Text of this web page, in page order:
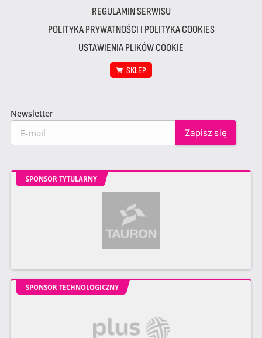
REGULAMIN SERWISU
POLITYKA PRYWATNOŚCI I POLITYKA COOKIES
USTAWIENIA PLIKÓW COOKIE
SKLEP
Newsletter
SPONSOR TYTULARNY
SPONSOR TECHNOLOGICZNY